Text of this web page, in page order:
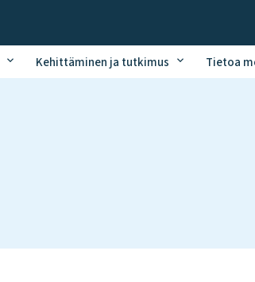
Kehittäminen ja tutkimus Tietoa